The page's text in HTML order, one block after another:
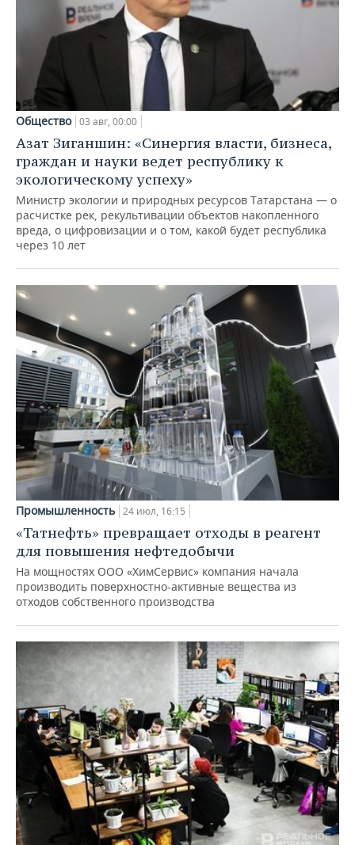
Общество 03 авг, 00:00
Азат Зиганшин: «Синергия власти, бизнеса,
граждан и науки ведет республику к
экологическому успеху»
Министр экологии и природных ресурсов Татарстана — о
расчистке рек, рекультивации объектов накопленного
вреда, о цифровизации и о том, какой будет республика
через 10 лет
Промышленность 24 июл, 16:15
«Татнефть» превращает отходы в реагент
для повышения нефтедобычи
На мощностях ООО «ХимСервис» компания начала
производить поверхностно-активные вещества из
отходов собственного производства